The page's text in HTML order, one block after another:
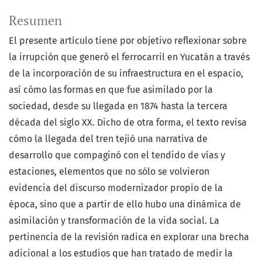
Resumen
El presente artículo tiene por objetivo reflexionar sobre
la irrupción que generó el ferrocarril en Yucatán a través
de la incorporación de su infraestructura en el espacio,
así cómo las formas en que fue asimilado por la
sociedad, desde su llegada en 1874 hasta la tercera
década del siglo XX. Dicho de otra forma, el texto revisa
cómo la llegada del tren tejió una narrativa de
desarrollo que compaginó con el tendido de vías y
estaciones, elementos que no sólo se volvieron
evidencia del discurso modernizador propio de la
época, sino que a partir de ello hubo una dinámica de
asimilación y transformación de la vida social. La
pertinencia de la revisión radica en explorar una brecha
adicional a los estudios que han tratado de medir la